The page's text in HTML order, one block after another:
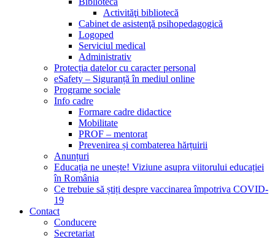
Activităţi bibliotecă
Cabinet de asistenţă psihopedagogică
Logoped
Serviciul medical
Administrativ
Protecția datelor cu caracter personal
eSafety – Siguranță în mediul online
Programe sociale
Info cadre
Formare cadre didactice
Mobilitate
PROF – mentorat
Prevenirea și combaterea hărțuirii
Anunțuri
Educația ne unește! Viziune asupra viitorului educației
în România
Ce trebuie să știți despre vaccinarea împotriva COVID-
19
Contact
Conducere
Secretariat